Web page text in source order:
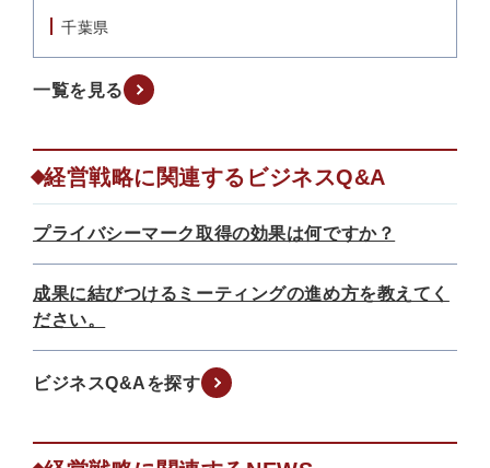
千葉県
一覧を見る
経営戦略に関連するビジネスQ&A
プライバシーマーク取得の効果は何ですか？
成果に結びつけるミーティングの進め方を教えてく
ださい。
ビジネスQ&Aを探す